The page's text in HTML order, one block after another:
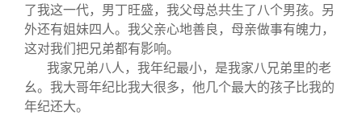
了我这一代，男丁旺盛，我父母总共生了八个男孩。另
外还有姐妹四人。我父亲心地善良，母亲做事有魄力，
这对我们把兄弟都有影响。
我家兄弟八人，我年纪最小，是我家八兄弟里的老
幺。我大哥年纪比我大很多，他几个最大的孩子比我的
年纪还大。